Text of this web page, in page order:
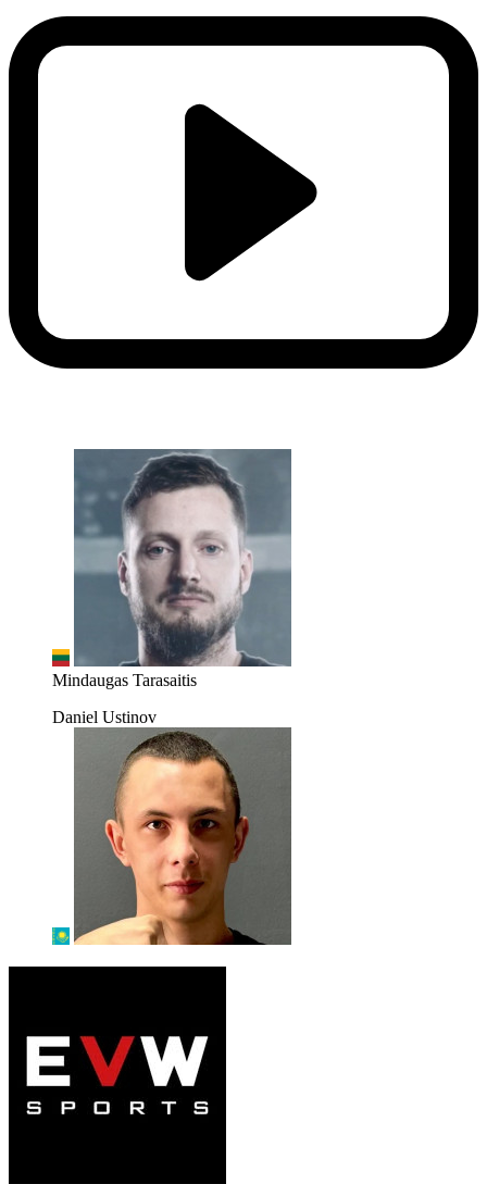
Mindaugas Tarasaitis
Daniel Ustinov